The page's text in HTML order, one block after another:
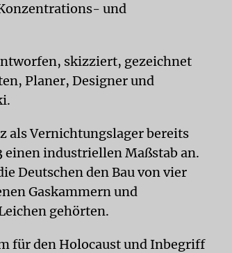
und
skizziert, gezeichnet
Planer, Designer und
als Vernichtungslager bereits
einen industriellen Maßstab an.
Deutschen den Bau von vier
Gaskammern und
gehörten.
für den Holocaust und Inbegriff